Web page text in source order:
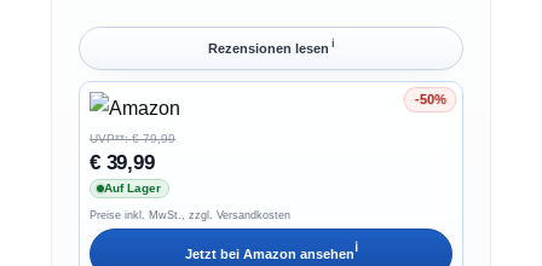
Rezensionen lesen ℹ︎
-50%
Ersparnis 50%
UVP**: € 79,99
€ 39,99
Auf Lager
Preise inkl. MwSt., zzgl. Versandkosten
Jetzt bei Amazon ansehenℹ︎